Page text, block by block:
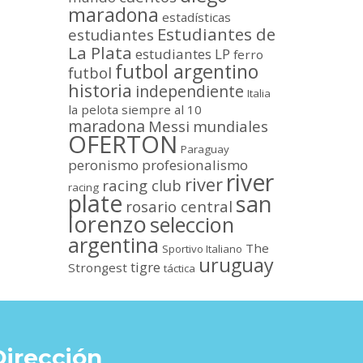
maradona estadísticas
estudiantes Estudiantes de
La Plata estudiantes LP ferro
futbol futbol argentino
historia independiente Italia
la pelota siempre al 10
maradona Messi mundiales
OFERTON Paraguay
peronismo profesionalismo
racing racing club river river
plate rosario central san
lorenzoseleccion
argentina Sportivo Italiano The
Strongest tigre táctica uruguay